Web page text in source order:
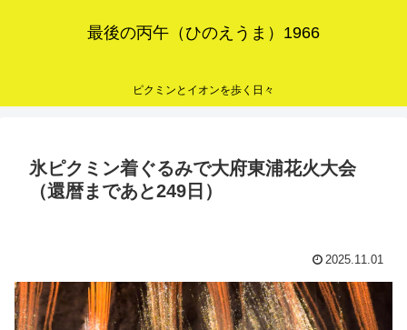
最後の丙午（ひのえうま）1966
ピクミンとイオンを歩く日々
氷ピクミン着ぐるみで大府東浦花火大会
（還暦まであと249日）
2025.11.01